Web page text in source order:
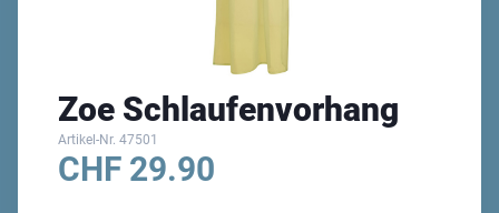
Zoe Schlaufenvorhang
Artikel-Nr. 47501
CHF 29.90